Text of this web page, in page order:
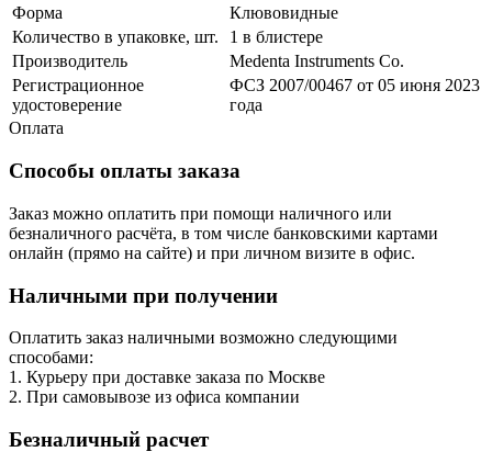
Форма
Клювовидные
Количество в упаковке, шт.
1 в блистере
Производитель
Medenta Instruments Co.
Регистрационное
удостоверение
ФСЗ 2007/00467 от 05 июня 2023
года
Оплата
Способы оплаты заказа
Заказ можно оплатить при помощи наличного или
безналичного расчёта, в том числе банковскими картами
онлайн (прямо на сайте) и при личном визите в офис.
Наличными при получении
Оплатить заказ наличными возможно следующими
способами:
1. Курьеру при доставке заказа по Москве
2. При самовывозе из офиса компании
Безналичный расчет